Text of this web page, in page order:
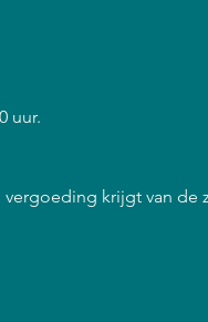
uur.
krijgt van de